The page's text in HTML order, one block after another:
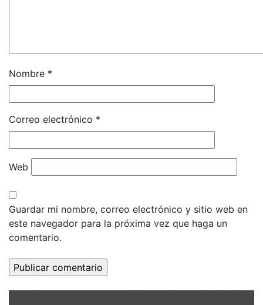
Nombre *
Correo electrónico *
Web
Guardar mi nombre, correo electrónico y sitio web en
este navegador para la próxima vez que haga un
comentario.